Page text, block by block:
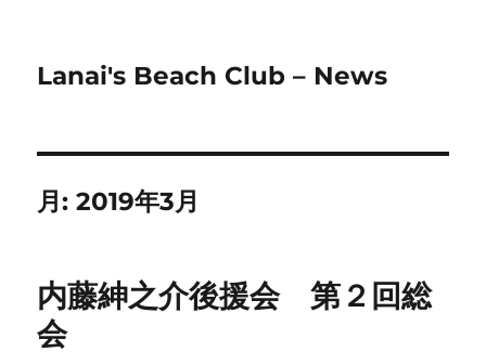
Lanai's Beach Club – News
月:2019年3月
内藤紳之介後援会 第２回総
会